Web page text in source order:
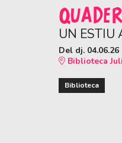
UN ESTIU
Del dj. 04.06.26
Biblioteca
Biblioteca